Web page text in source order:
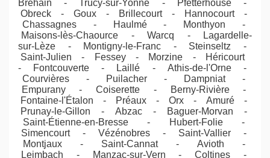
Bréhain - Trucy-sur-Yonne - Pfetterhouse -
Obreck - Goux - Brillecourt - Hannocourt -
Chassagnes - Haulmé - Monthyon -
Maisons-lès-Chaource - Warcq - Lagardelle-
sur-Lèze - Montigny-le-Franc - Steinseltz -
Saint-Julien - Fessey - Morzine - Héricourt
- Fontcouverte - Laillé - Athis-de-l'Orne -
Courvières - Puilacher - Dampniat -
Empurany - Coiserette - Berny-Rivière -
Fontaine-l'Étalon - Préaux - Orx - Amuré -
Prunay-le-Gillon - Abzac - Baguer-Morvan -
Saint-Étienne-en-Bresse - Hubert-Folie -
Simencourt - Vézénobres - Saint-Vallier -
Montjaux - Saint-Cannat - Avioth -
Leimbach - Manzac-sur-Vern - Coltines -